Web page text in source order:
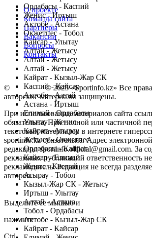
Ордабасы - Каспий
Женис - Иртыш
Актобе - Астана
Окжетпес - Тобол
Кайсар - Улытау
Алтай - Жетысу
Алтай - Жетысу
Алтай - Жетысу
Кайрат - Кызыл-Жар СК
Каспий - Кайсар
Актобе - Алтай
Астана - Иртыш
Елимай - Ордабасы
Улытау - Женис
Кайрат - Атырау
Жетысу - Окжетпес
Ордабасы - Кайрат
Кайсар - Елимай
Женис - Каспий
Атырау - Тобол
Кызыл-Жар СК - Жетысу
Иртыш - Улытау
Алтай - Астана
Тобол - Ордабасы
Актобе - Кызыл-Жар СК
Кайрат - Кайсар
О проекте
Команда сайта
Партнеры
Вакансии
Вопросы
Контакты
© Copyright© 2025 «Sportinfo.kz» Все
авторские материалы защищены.
При использовании материалов сайта
обязательна. При полной или частичной
текстовых материалов в интернете
sportinfo.kz обязательна. Адрес
редакции: sportinfo.official@gmail.com. За
рекламных публикаций ответственность
рекламодатель. Редакция не всегда
авторов.
Заметили ошибку в тексте?
Выделите ее мышью и
нажмите